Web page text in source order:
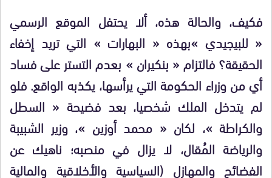
فكيف، والحالة هذه، ألا يحتفل الموقع الرسمي
« للبيجيدي »بهذه « البهارات » التي تريد إخفاء
الحقيقة؟ فالتزام « بنكيران » بعدم التستر على فساد
أي من وزراء الحكومة التي يرأسها، يكذبه الواقع. فلو
لم يتدخل الملك شخصيا، بعد فضيحة « السطل
والكراطة »، لكان « محمد أوزين »، وزير الشبيبة
والرياضة المُقال، لا يزال في منصبه؛ ناهيك عن
الفضائحوالمهازل (السياسية والأخلاقية والمالية